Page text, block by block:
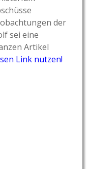
der
sei eine
Artikel
Link nutzen!